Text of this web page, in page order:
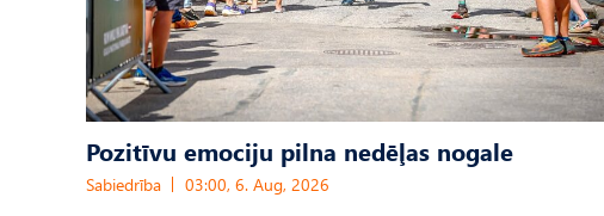
Pozitīvu emociju pilna nedēļas nogale
Sabiedrība 03:00, 6. Aug, 2026